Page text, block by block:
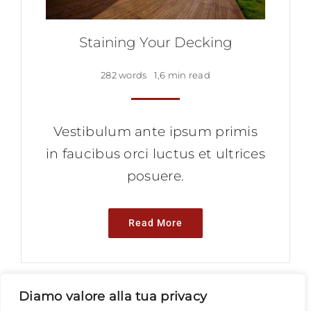
Diamo valore alla tua privacy
Staining Your Decking
282 words 1,6 min read
Vestibulum ante ipsum primis
in faucibus orci luctus et ultrices
posuere.
Read More